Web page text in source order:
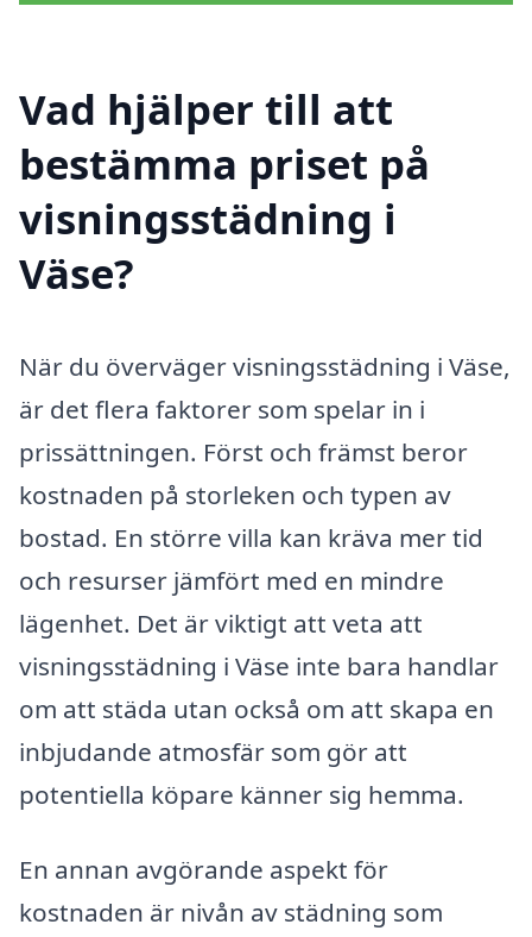
Vad hjälper till att
bestämma priset på
visningsstädning i
Väse?
När du överväger visningsstädning i Väse,
är det flera faktorer som spelar in i
prissättningen. Först och främst beror
kostnaden på storleken och typen av
bostad. En större villa kan kräva mer tid
och resurser jämfört med en mindre
lägenhet. Det är viktigt att veta att
visningsstädning i Väse inte bara handlar
om att städa utan också om att skapa en
inbjudande atmosfär som gör att
potentiella köpare känner sig hemma.
En annan avgörande aspekt för
kostnaden är nivån av städning som